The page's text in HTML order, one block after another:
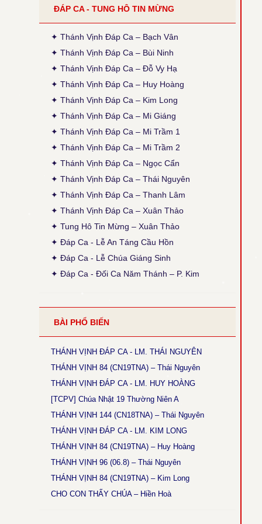
Thời gian cập nhật: 14:35, ngày 30-03-2026
Đính chính ĐK: Thánh Điện = Thánh Diện
● Thánh Vịnh 120 - Xuân Thảo
Thời gian cập nhật: 14:50, ngày 04-02-2026
Sửa phiên khúc 2, chữ cuối: "sao đành" thành
"cho đành", theo bản gốc (x. ấn bản 2020, TCPV
Tổng Hợp, Xuân Thảo, p. 496).
Thời gian cập nhật: 15:45, ngày 03-12-2025
Cập nhật thêm Alleluia Lễ Vọng Giáng Sinh theo
Chúa Nhật 12 TNA, Thánh Giuse, cập nhật lại
phiên khúc cuối (tham chiếu: Sách Bài Đọc và
● Thánh Vịnh 103 - Kim Long
Lễ Chính Ngày: Chúa Thánh Thần Hiện Xuống.
Sửa lại nội dung câu thứ 2 của phiên khúc 1.
● Thánh Vịnh 103 - Thanh Lâm
Thời gian cập nhật: 15:45, ngày 03-12-2025
● Thánh Vịnh 68 - Kim Long
Chúa Nhật 12 Thường Niên A: Câu đáp: bỏ chữ
khẩn, chữ con luyến nốt G+F.
● Thánh Vịnh 144 - Kim Long
Thời gian cập nhật: 15:45, ngày 03-12-2025
chữ: “rất” thành “thật”
● Magnificat Lc 1 - Kim Long
Lễ Mân Côi, Chúa Nhật 3 Mùa Vọng B: sửa chữ
cuối cùng phiên khúc cuối: “ngàn sau” thành
● Thánh Vịnh 146 - Kim Long
ĐÁP CA - TUNG HÔ TIN MỪNG
✦ Thánh Vịnh Đáp Ca – Bạch Vân
✦ Thánh Vịnh Đáp Ca – Bùi Ninh
✦ Thánh Vịnh Đáp Ca – Đỗ Vy Hạ
✦ Thánh Vịnh Đáp Ca – Huy Hoàng
✦ Thánh Vịnh Đáp Ca – Kim Long
✦ Thánh Vịnh Đáp Ca – Mi Giáng
✦ Thánh Vịnh Đáp Ca – Mi Trầm 1
✦ Thánh Vịnh Đáp Ca – Mi Trầm 2
✦ Thánh Vịnh Đáp Ca – Ngọc Cẩn
✦ Thánh Vịnh Đáp Ca – Thái Nguyên
✦ Thánh Vịnh Đáp Ca – Thanh Lâm
✦ Thánh Vịnh Đáp Ca – Xuân Thảo
✦ Tung Hô Tin Mừng – Xuân Thảo
✦ Đáp Ca - Lễ An Táng Cầu Hồn
✦ Đáp Ca - Lễ Chúa Giáng Sinh
✦ Đáp Ca - Đối Ca Năm Thánh – P. Kim
BÀI PHỔ BIẾN
THÁNH VỊNH ĐÁP CA - LM. THÁI NGUYÊN
THÁNH VỊNH 84 (CN19TNA) – Thái Nguyên
THÁNH VỊNH ĐÁP CA - LM. HUY HOÀNG
[TCPV] Chúa Nhật 19 Thường Niên A
THÁNH VỊNH 144 (CN18TNA) – Thái Nguyên
THÁNH VỊNH ĐÁP CA - LM. KIM LONG
THÁNH VỊNH 84 (CN19TNA) – Huy Hoàng
THÁNH VỊNH 96 (06.8) – Thái Nguyên
THÁNH VỊNH 84 (CN19TNA) – Kim Long
CHO CON THẤY CHÚA – Hiền Hoà